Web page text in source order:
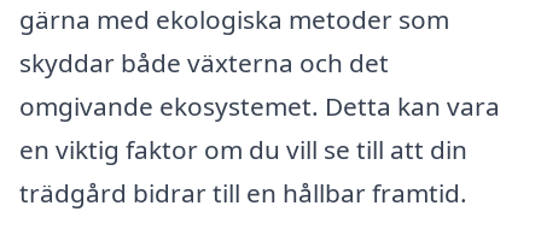
gärna med ekologiska metoder som
skyddar både växterna och det
omgivande ekosystemet. Detta kan vara
en viktig faktor om du vill se till att din
trädgård bidrar till en hållbar framtid.